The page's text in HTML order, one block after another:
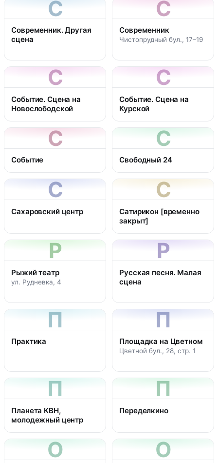
С
Современник. Другая
сцена
С
Современник
Чистопрудный бул., 17–19
С
Событие. Сцена на
Новослободской
С
Событие. Сцена на
Курской
С
Событие
С
Свободный 24
С
Сахаровский центр
С
Сатирикон [временно
закрыт]
Р
Рыжий театр
ул. Рудневка, 4
Р
Русская песня. Малая
сцена
П
Практика
П
Площадка на Цветном
Цветной бул., 28, стр. 1
П
Планета КВН,
молодежный центр
П
Переделкино
О О